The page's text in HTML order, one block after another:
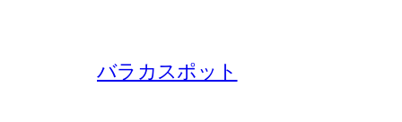
バラカスポット